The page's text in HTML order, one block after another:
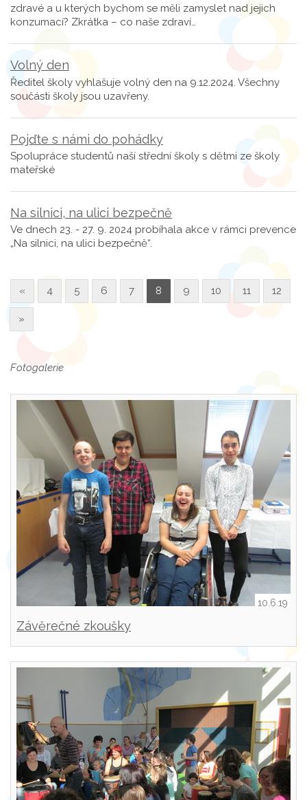
zdravé a u kterých bychom se měli zamyslet nad jejich
konzumací? Zkrátka – co naše zdraví…
Volný den
Ředitel školy vyhlašuje volný den na 9.12.2024. Všechny
součásti školy jsou uzavřeny.
Pojďte s námi do pohádky
Spolupráce studentů naší střední školy s dětmi ze školy
mateřské
Na silnici, na ulici bezpečně
Ve dnech 23. - 27. 9. 2024 probíhala akce v rámci prevence
„Na silnici, na ulici bezpečně“.
« 4 5 6 7 8 9 10 11 12
»
Fotogalerie
10.6.19
Závěrečné zkoušky